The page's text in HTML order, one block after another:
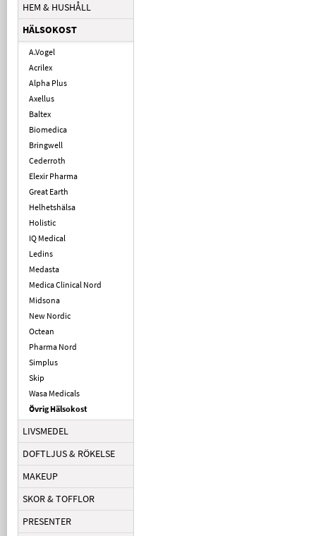
HEM & HUSHÅLL
HÄLSOKOST
A.Vogel
Acrilex
Alpha Plus
Axellus
Baltex
Biomedica
Bringwell
Cederroth
Elexir Pharma
Great Earth
Helhetshälsa
Holistic
IQ Medical
Ledins
Medasta
Medica Clinical Nord
Midsona
New Nordic
Octean
Pharma Nord
Simplus
Skip
Wasa Medicals
Övrig Hälsokost
LIVSMEDEL
DOFTLJUS & RÖKELSE
MAKEUP
SKOR & TOFFLOR
PRESENTER